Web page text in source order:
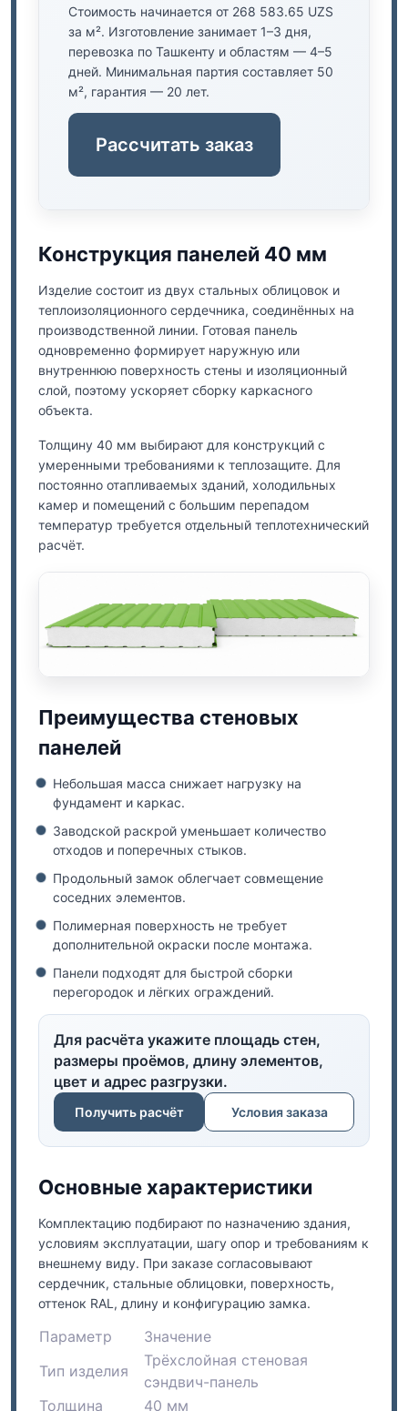
Стоимость начинается от 268 583.65 UZS
за м². Изготовление занимает 1–3 дня,
перевозка по Ташкенту и областям — 4–5
дней. Минимальная партия составляет 50
м², гарантия — 20 лет.
Рассчитать заказ
Конструкция панелей 40 мм
Изделие состоит из двух стальных облицовок и
теплоизоляционного сердечника, соединённых на
производственной линии. Готовая панель
одновременно формирует наружную или
внутреннюю поверхность стены и изоляционный
слой, поэтому ускоряет сборку каркасного
объекта.
Толщину 40 мм выбирают для конструкций с
умеренными требованиями к теплозащите. Для
постоянно отапливаемых зданий, холодильных
камер и помещений с большим перепадом
температур требуется отдельный теплотехнический
расчёт.
Преимущества стеновых
панелей
Небольшая масса снижает нагрузку на
фундамент и каркас.
Заводской раскрой уменьшает количество
отходов и поперечных стыков.
Продольный замок облегчает совмещение
соседних элементов.
Полимерная поверхность не требует
дополнительной окраски после монтажа.
Панели подходят для быстрой сборки
перегородок и лёгких ограждений.
Для расчёта укажите площадь стен,
размеры проёмов, длину элементов,
цвет и адрес разгрузки.
Получить расчёт Условия заказа
Основные характеристики
Комплектацию подбирают по назначению здания,
условиям эксплуатации, шагу опор и требованиям к
внешнему виду. При заказе согласовывают
сердечник, стальные облицовки, поверхность,
оттенок RAL, длину и конфигурацию замка.
Параметр
Значение
Тип изделия
Трёхслойная стеновая
сэндвич-панель
Толщина
40 мм